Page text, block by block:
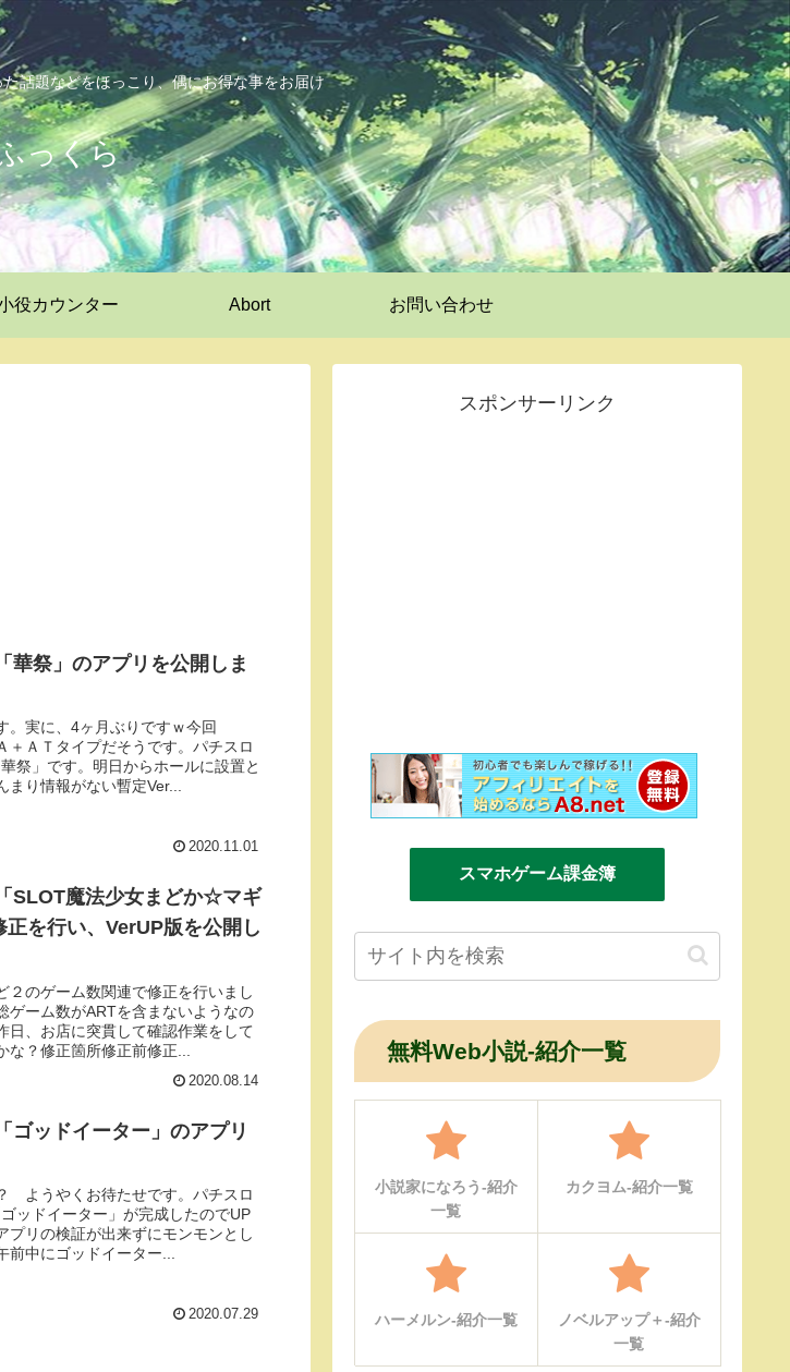
話題などをほっこり、偶にお得な事をお届け
っくら
役カウンター Abort お問い合わせ
華祭」のアプリを公開しま
。実に、4ヶ月ぶりですｗ今回
＋ＡＴタイプだそうです。パチスロ
祭」です。明日からホールに設置と
まり情報がない暫定Ver...
2020.11.01
SLOT魔法少女まどか☆マギ
を行い、VerUP版を公開し
２のゲーム数関連で修正を行いまし
ゲーム数がARTを含まないようなの
日、お店に突貫して確認作業をして
？修正箇所修正前修正...
2020.08.14
ゴッドイーター」のアプリ
ようやくお待たせです。パチスロ
ッドイーター」が完成したのでUP
プリの検証が出来ずにモンモンとし
中にゴッドイーター...
2020.07.29
スポンサーリンク
スマホゲーム課金簿
無料Web小説-紹介一覧
小説家になろう-紹介
一覧
カクヨム-紹介一覧
ハーメルン-紹介一覧
ノベルアップ＋-紹介
一覧